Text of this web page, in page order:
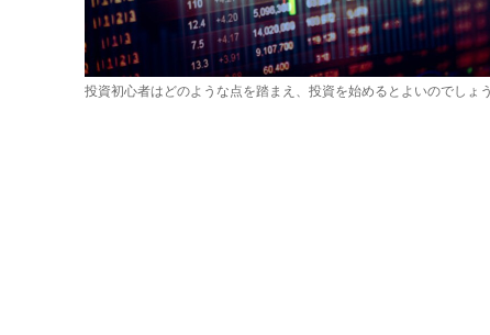
投資初心者はどのような点を踏まえ、投資を始めるとよいのでしょう